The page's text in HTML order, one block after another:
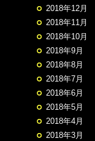
2018年12月
2018年11月
2018年10月
2018年9月
2018年8月
2018年7月
2018年6月
2018年5月
2018年4月
2018年3月